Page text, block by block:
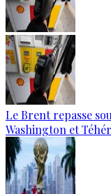
Le Brent repasse
Washington et